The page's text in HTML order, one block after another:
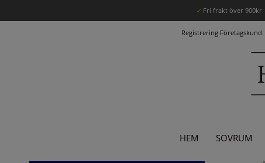
✓ Fri frakt över 900kr
Registrering Företagskund
HEM SOVRUM